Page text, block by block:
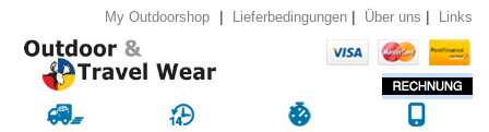
My Outdoorshop | Lieferbedingungen | Über uns | Links